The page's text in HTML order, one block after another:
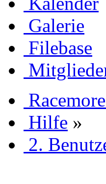
Galerie
Filebase
Hilfe »
2.